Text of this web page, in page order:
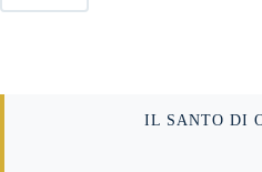
IL SANTO DI